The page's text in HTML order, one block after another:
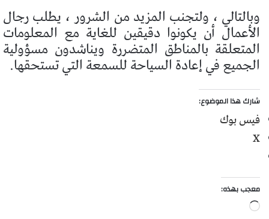
وبالتالي ، ولتجنب المزيد من الشرور ، يطلب رجال
الأعمال أن يكونوا دقيقين للغاية مع المعلومات
المتعلقة بالمناطق المتضررة ويناشدون مسؤولية
الجميع في إعادة السياحة للسمعة التي تستحقها.
شارك هذا الموضوع:
فيس بوك
X
معجب بهذه:
جاري